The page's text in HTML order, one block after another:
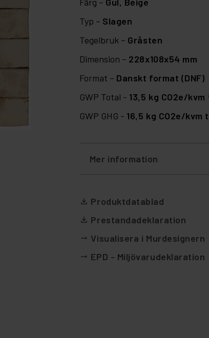
Typ – Slagen
Tegelbruk – Gråsten
Dimension – 228x108x54 mm
Format – Danskt format (DNF)
GWP Total - 13,5 kg CO2e/
GWP GHG - 16,5 kg CO2e/kvm
Mer information
file_download Produktdatablad
file_download Prestandadeklaration
arrow_right_alt Visualisera i Murdesignern
arrow_right_alt EPD - Miljövarudeklaration